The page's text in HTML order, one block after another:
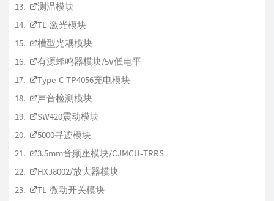
测温模块
TL-激光模块
槽型光耦模块
有源蜂鸣器模块/5V低电平
Type-C TP4056充电模块
声音检测模块
SW420震动模块
5000寻迹模块
3.5mm音频座模块/CJMCU-TRRS
HXJ8002/放大器模块
TL-微动开关模块